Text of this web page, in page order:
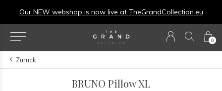
0
Our NEW webshop is now live at TheGrandCollection.eu
Zurück
BRUNO Pillow XL